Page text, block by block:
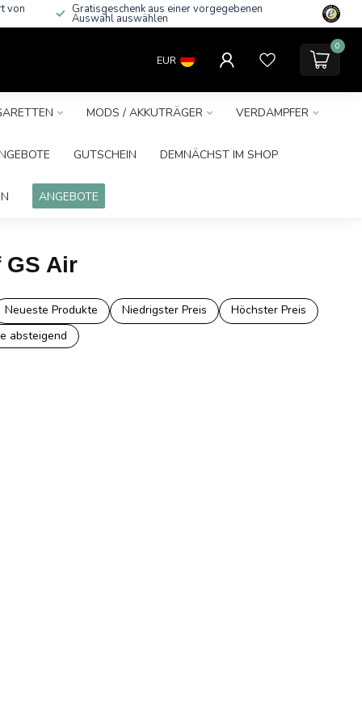
von Gratisgeschenk aus einer vorgegebenen
Auswahl auswählen
EUR
0
MODS / AKKUTRÄGER VERDAMPFER
GUTSCHEIN DEMNÄCHST IM SHOP
ANGEBOTE
Air
Neueste Produkte Niedrigster Preis
Höchster Preis
absteigend